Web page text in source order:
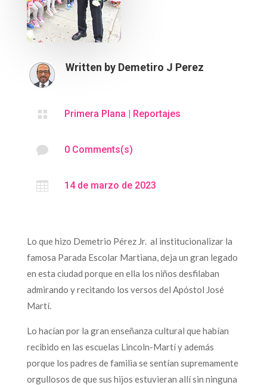
Written by Demetiro J Perez
 Primera Plana | Reportajes
 0 Comments(s)
 14 de marzo de 2023
Lo que hizo Demetrio Pérez Jr. al institucionalizar la
famosa Parada Escolar Martiana, deja un gran legado
en esta ciudad porque en ella los niños desfilaban
admirando y recitando los versos del Apóstol José
Martí.
Lo hacían por la gran enseñanza cultural que habían
recibido en las escuelas Lincoln-Martí y además
porque los padres de familia se sentían supremamente
orgullosos de que sus hijos estuvieran allí sin ninguna